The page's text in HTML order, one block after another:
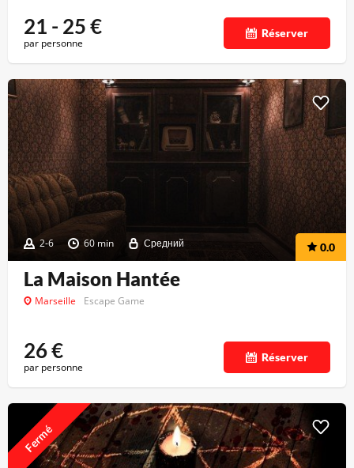
21 - 25€
par personne
Réserver
2-6 60 min Средний 0.0
La Maison Hantée
Marseille Escape Game
26€
par personne
Réserver
Fermé